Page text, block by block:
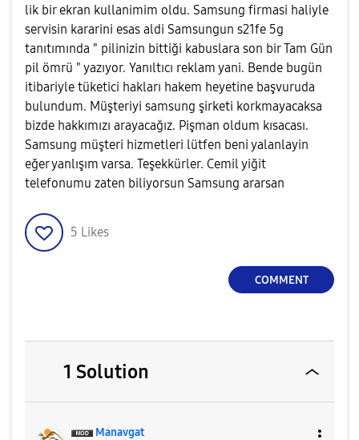
lik bir ekran kullanimim oldu. Samsung firmasi haliyle
servisin kararini esas aldi Samsungun s21fe 5g
tanıtımında " pilinizin bittiği kabuslara son bir Tam Gün
pil ömrü " yazıyor. Yanıltıcı reklam yani. Bende bugün
itibariyle tüketici hakları hakem heyetine başvuruda
bulundum. Müşteriyi samsung şirketi korkmayacaksa
bizde hakkımızı arayacağız. Pişman oldum kısacası.
Samsung müşteri hizmetleri lütfen beni yalanlayin
eğer yanlışım varsa. Teşekkürler. Cemil yiğit
telefonumu zaten biliyorsun Samsung ararsan
5 Likes
COMMENT
1 Solution
Manavgat